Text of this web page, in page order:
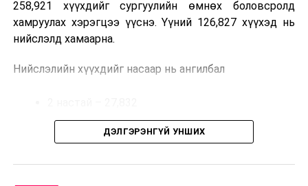
авахад зөвшөөрлийн саад бэрхшээл учруулахгүй
байхыг холбогдох албаныханд үүрэг болгов.
258,921 хүүхдийг сургуулийн өмнөх боловсролд
хамруулах хэрэгцээ үүснэ. Үүний 126,827 хүүхэд нь
нийслэлд хамаарна.
Нийслэлийн хүүхдийг насаар нь ангилбал
3 настай – 31,303ДЭЛГЭРЭНГҮЙ УНШИХ